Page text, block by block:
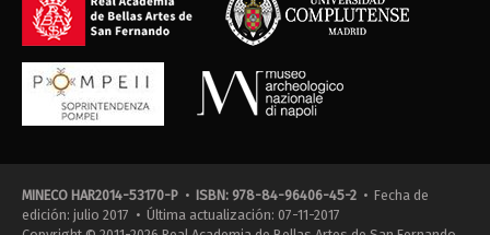
MINECO HAR2014-53170-P • ISBN: 978-84-96406-45-2 • Fecha de
edición: julio 2017 • Última actualización: 07-11-2017